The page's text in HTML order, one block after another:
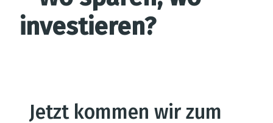
investieren?
Jetzt kommen wir zum